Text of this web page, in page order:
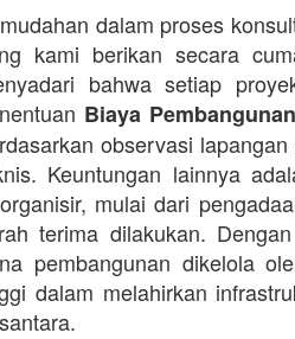
dalam proses
kami berikan secara
bahwa setiap
Biaya
observasi
Keuntungan lainnya
mulai dari
terima dilakukan.
pembangunan dikelola
dalam melahirkan